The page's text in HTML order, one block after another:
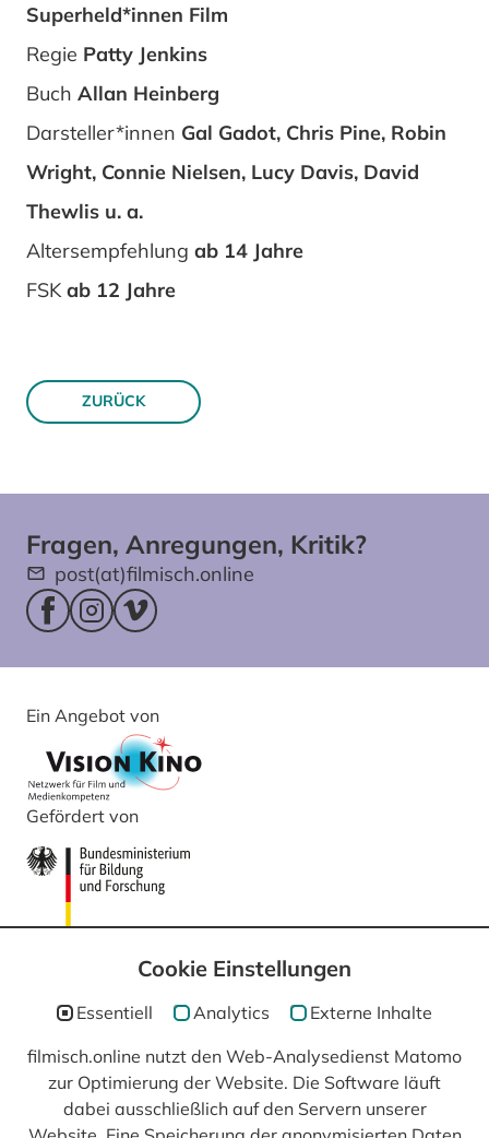
Superheld*innen Film
Regie Patty Jenkins
Buch Allan Heinberg
Darsteller*innen Gal Gadot, Chris Pine, Robin
Wright, Connie Nielsen, Lucy Davis, David
Thewlis u. a.
Altersempfehlung ab 14 Jahre
FSK ab 12 Jahre
ZURÜCK
Fragen, Anregungen, Kritik?
post(at)filmisch.online
Facebookseite (öffnet im neuen Fenster)
Instagram (öffnet im neuen Fenster)
Vimeo (öffnet im neuen Fenster)
Ein Angebot von
Gefördert von
In Kooperation mit
Cookie Einstellungen
Essentiell Analytics Externe Inhalte
filmisch.online nutzt den Web-Analysedienst Matomo
zur Optimierung der Website. Die Software läuft
dabei ausschließlich auf den Servern unserer